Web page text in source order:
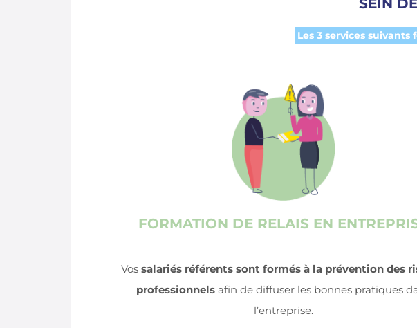
SEIN
Les 3 services
FORMATION DE RELAIS EN
Vos salariés référents sont formés à la prévention des
professionnels afin de diffuser les bonnes pratiques
l’entreprise.